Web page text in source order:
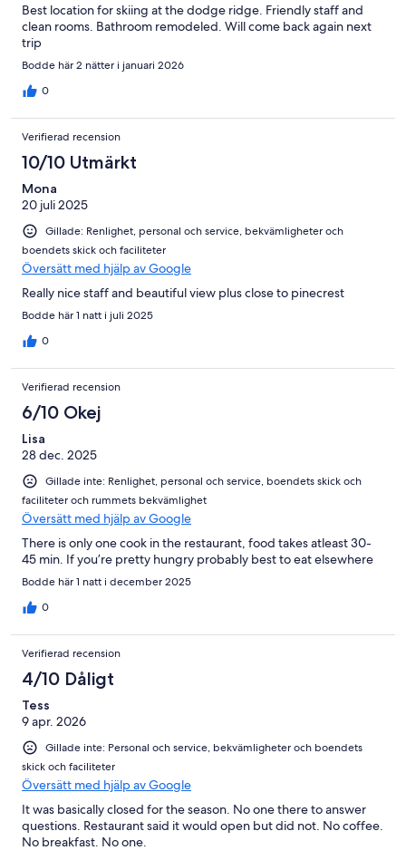
Best location for skiing at the dodge ridge. Friendly staff and
clean rooms. Bathroom remodeled. Will come back again next
trip
Bodde här 2 nätter i januari 2026
0
Verifierad recension
10/10 Utmärkt
Mona
20 juli 2025
Gillade: Renlighet, personal och service, bekvämligheter och
boendets skick och faciliteter
Översätt med hjälp av Google
Really nice staff and beautiful view plus close to pinecrest
Bodde här 1 natt i juli 2025
0
Verifierad recension
6/10 Okej
Lisa
28 dec. 2025
Gillade inte: Renlighet, personal och service, boendets skick och
faciliteter och rummets bekvämlighet
Översätt med hjälp av Google
There is only one cook in the restaurant, food takes atleast 30-
45 min. If you’re pretty hungry probably best to eat elsewhere
Bodde här 1 natt i december 2025
0
Verifierad recension
4/10 Dåligt
Tess
9 apr. 2026
Gillade inte: Personal och service, bekvämligheter och boendets
skick och faciliteter
Översätt med hjälp av Google
It was basically closed for the season. No one there to answer
questions. Restaurant said it would open but did not. No coffee.
No breakfast. No one.